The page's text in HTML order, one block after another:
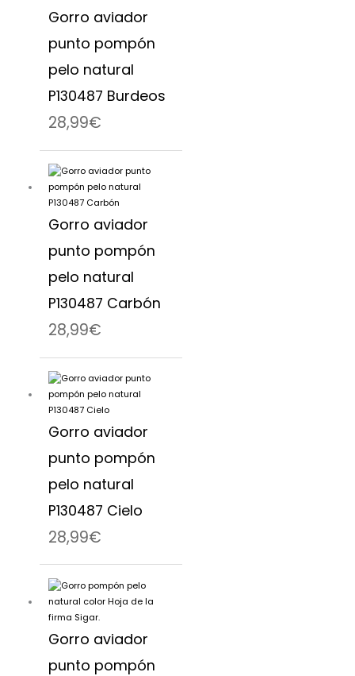
Gorro aviador
punto pompón
pelo natural
P130487 Burdeos
28,99€
Gorro aviador
punto pompón
pelo natural
P130487 Carbón
28,99€
Gorro aviador
punto pompón
pelo natural
P130487 Cielo
28,99€
Gorro aviador
punto pompón